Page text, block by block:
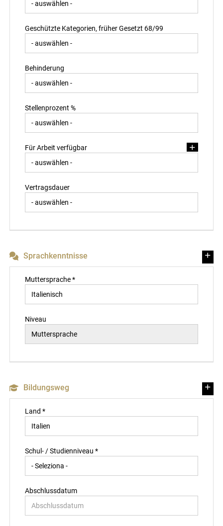
Geschützte Kategorien, früher Gesetzt 68/99
Behinderung
Stellenprozent %
Für Arbeit verfügbar
Vertragsdauer
Sprachkenntnisse
Muttersprache *
Niveau
Bildungsweg
Land *
Schul- / Studienniveau *
Abschlussdatum